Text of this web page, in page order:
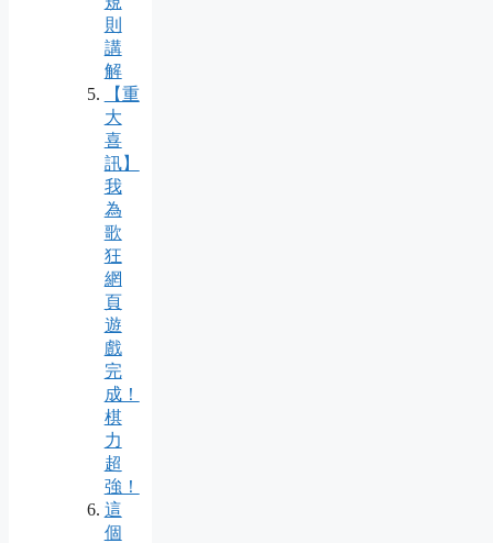
則
講
解
【重
大
喜
訊】
我
為
歌
狂
網
頁
遊
戲
完
成！
棋
力
超
強！
這
個